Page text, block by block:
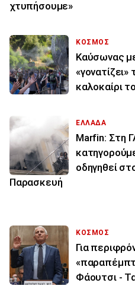
χτυπήσουμε»
ΚΟΣΜΟΣ
Καύσωνας
«γονατίζει»
καλοκαίρι
ΕΛΛΑΔΑ
Marfin: Στη
οδηγηθεί
Παρασκευή
ΚΟΣΜΟΣ
Για
Φάουτσι -